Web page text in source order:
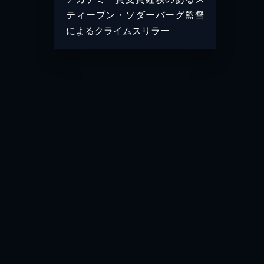
ティーブン・ソダーバーグ監督
によるクライムスリラー